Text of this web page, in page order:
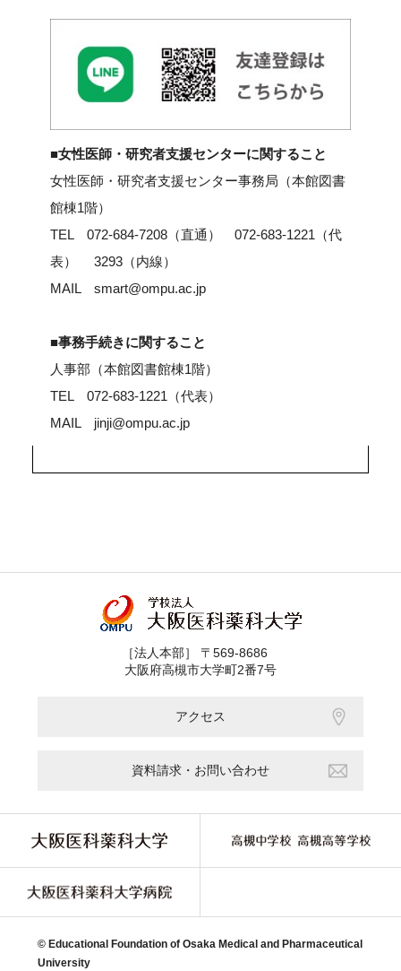
■女性医師・研究者支援センターに関すること
女性医師・研究者支援センター事務局（本館図書
館棟1階）
TEL 072-684-7208（直通） 072-683-1221（代
表） 3293（内線）
MAIL smart@ompu.ac.jp
■事務手続きに関すること
人事部（本館図書館棟1階）
TEL 072-683-1221（代表）
MAIL jinji@ompu.ac.jp
［法人本部］ 〒569-8686
大阪府高槻市大学町2番7号
アクセス
資料請求・お問い合わせ
© Educational Foundation of Osaka Medical and Pharmaceutical
University